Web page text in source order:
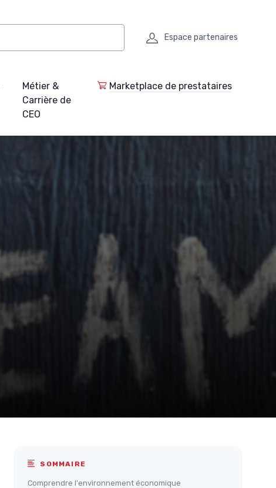
Espace partenaires
Métier &
Carrière de
CEO
Marketplace de prestataires
SOMMAIRE
Comprendre l'environnement économique